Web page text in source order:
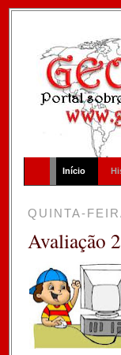
Início
QUINTA-
Avaliação